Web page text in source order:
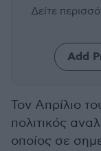
Δείτε
Add
Τον Απρίλιο
πολιτικός
οποίος σε